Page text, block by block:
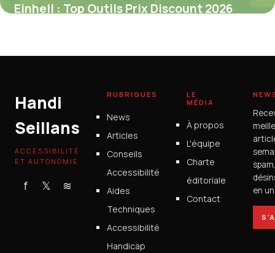
Einhell : Top Outils Prix Discount 2026
Handi
Seillans
ACCESSIBILITÉ
ET AUTONOMIE
f 𝕏 ≋
RUBRIQUES
News
Articles
Conseils
Accessibilité
Aides
Techniques
Accessibilité
Handicap
LE
MÉDIA
À propos
L'équipe
Charte
éditoriale
Contact
en